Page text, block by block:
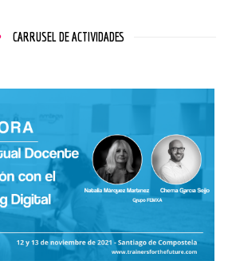
CARRUSEL DE ACTIVIDADES